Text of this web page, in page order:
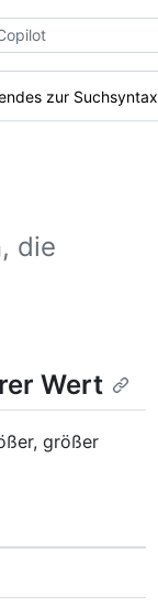
zur Suchsyntax
die
Wert
größer